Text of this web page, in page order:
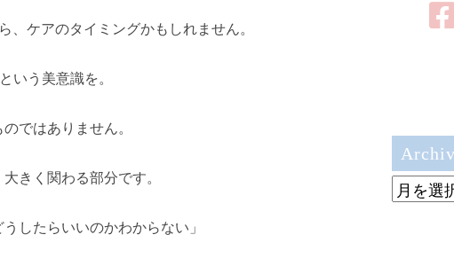
、ケアのタイミングかもしれません。
いう美意識を。
ではありません。
きく関わる部分です。
したらいいのかわからない」
Archive